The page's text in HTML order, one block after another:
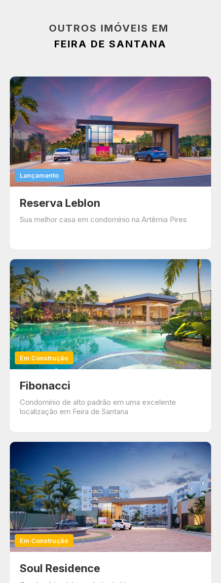
OUTROS IMÓVEIS EM
FEIRA DE SANTANA
Lançamento
Reserva Leblon
Sua melhor casa em condomínio na Artêmia Pires
Em Construção
Fibonacci
Condomínio de alto padrão em uma excelente
localização em Feira de Santana
Em Construção
Soul Residence